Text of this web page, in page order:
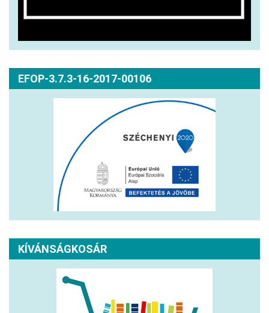
EFOP-3.7.3-16-2017-00106
KÍVÁNSÁGKOSÁR